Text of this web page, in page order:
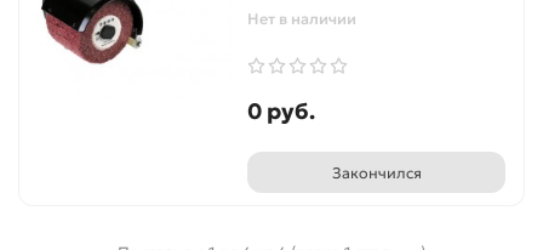
Нет в наличии
0 руб.
Закончился